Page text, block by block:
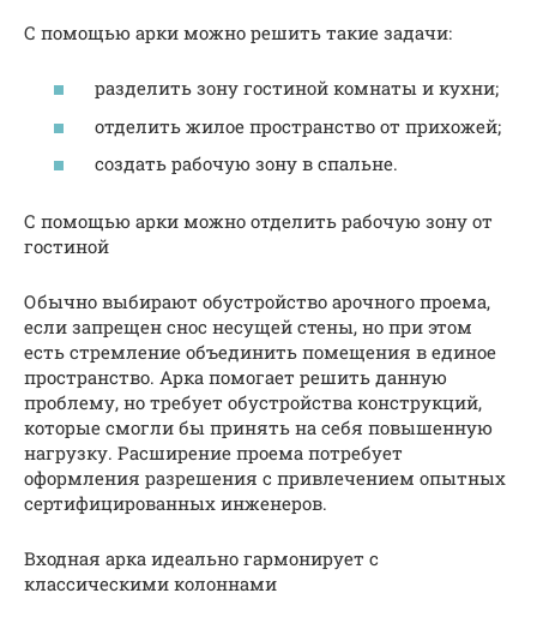
С помощью арки можно решить такие задачи:
разделить зону гостиной комнаты и кухни;
отделить жилое пространство от прихожей;
создать рабочую зону в спальне.
С помощью арки можно отделить рабочую зону от
гостиной
Обычно выбирают обустройство арочного проема,
если запрещен снос несущей стены, но при этом
есть стремление объединить помещения в единое
пространство. Арка помогает решить данную
проблему, но требует обустройства конструкций,
которые смогли бы принять на себя повышенную
нагрузку. Расширение проема потребует
оформления разрешения с привлечением опытных
сертифицированных инженеров.
Входная арка идеально гармонирует с
классическими колоннами